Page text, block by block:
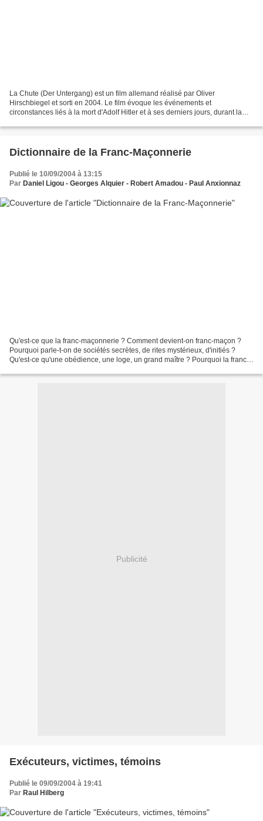
La Chute (Der Untergang) est un film allemand réalisé par Oliver
Hirschbiegel et sorti en 2004. Le film évoque les événements et
circonstances liés à la mort d'Adolf Hitler et à ses derniers jours, durant la
Dictionnaire de la Franc-Maçonnerie
Publié le 10/09/2004 à 13:15
Par Daniel Ligou - Georges Alquier - Robert Amadou - Paul Anxionnaz
Qu'est-ce que la franc-maçonnerie ? Comment devient-on franc-maçon ?
Pourquoi parle-t-on de sociétés secrètes, de rites mystérieux, d'initiés ?
Qu'est-ce qu'une obédience, une loge, un grand maître ? Pourquoi la franc-
Publicité
Exécuteurs, victimes, témoins
Publié le 09/09/2004 à 19:41
Par Raul Hilberg